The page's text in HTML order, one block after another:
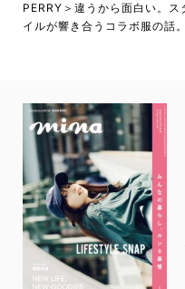
PERRY＞違うから面白い。ス
イルが響き合うコラボ服の話。